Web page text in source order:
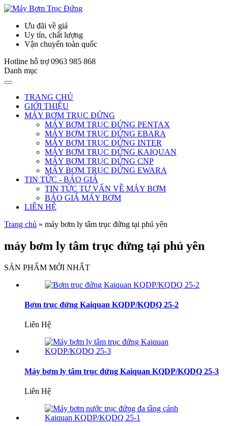
Ưu đãi về giá
Uy tín, chất lượng
Vận chuyển toàn quốc
Hotline hỗ trợ 0963 985 868
Danh mục
TRANG CHỦ
GIỚI THIỆU
MÁY BƠM TRỤC ĐỨNG
MÁY BƠM TRỤC ĐỨNG PENTAX
MÁY BƠM TRỤC ĐỨNG EBARA
MÁY BƠM TRỤC ĐỨNG INTER
MÁY BƠM TRỤC ĐỨNG KAIQUAN
MÁY BƠM TRỤC ĐỨNG CNP
MÁY BƠM TRỤC ĐỨNG EWARA
TIN TỨC - BÁO GIÁ
TIN TỨC TƯ VẤN VỀ MÁY BƠM
BÁO GIÁ MÁY BƠM
LIÊN HỆ
Trang chủ » máy bơm ly tâm trục đứng tại phú yên
máy bơm ly tâm trục đứng tại phú yên
SẢN PHẨM MỚI NHẤT
Bơm trục đứng Kaiquan KQDP/KQDQ 25-2
Liên Hệ
Máy bơm ly tâm trục đứng Kaiquan KQDP/KQDQ 25-3
Liên Hệ